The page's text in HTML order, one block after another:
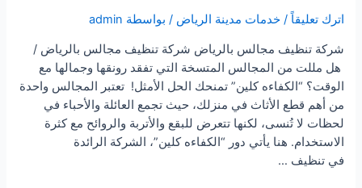
اترك تعليقاً /خدمات مدينة الرياض / بواسطة admin
شركة تنظيف مجالس بالرياض شركة تنظيف مجالس بالرياض /
هل مللت من المجالس المتسخة التي تفقد رونقها وجمالها مع
الوقت؟ “الكفاءه كلين” تمنحك الحل الأمثل! تعتبر المجالس واحدة
من أهم قطع الأثاث في منزلك، حيث تجمع العائلة والأحباء في
لحظات لا تُنسى، لكنها تتعرض للبقع والأتربة والروائح مع كثرة
الاستخدام. هنا يأتي دور “الكفاءه كلين”، الشركة الرائدة
في تنظيف …